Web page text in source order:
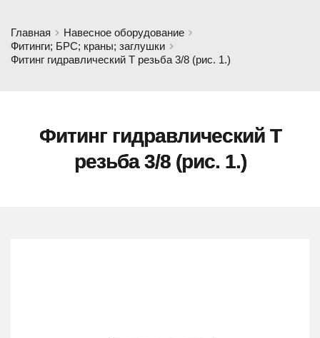
Главная
Навесное оборудование
Фитинги; БРС; краны; заглушки
Фитинг гидравлический Т резьба 3/8 (рис. 1.)
Фитинг гидравлический Т
резьба 3/8 (рис. 1.)